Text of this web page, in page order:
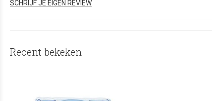
SCHRIJF JE EIGEN REVIEW
Recent bekeken